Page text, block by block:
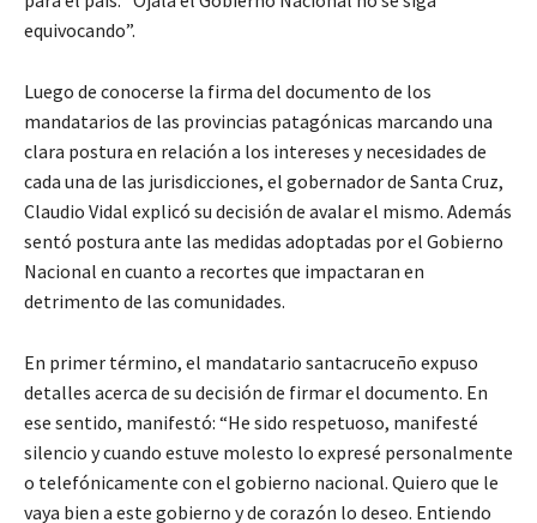
equivocando”.
Luego de conocerse la firma del documento de los
mandatarios de las provincias patagónicas marcando una
clara postura en relación a los intereses y necesidades de
cada una de las jurisdicciones, el gobernador de Santa Cruz,
Claudio Vidal explicó su decisión de avalar el mismo. Además
sentó postura ante las medidas adoptadas por el Gobierno
Nacional en cuanto a recortes que impactaran en
detrimento de las comunidades.
En primer término, el mandatario santacruceño expuso
detalles acerca de su decisión de firmar el documento. En
ese sentido, manifestó: “He sido respetuoso, manifesté
silencio y cuando estuve molesto lo expresé personalmente
o telefónicamente con el gobierno nacional. Quiero que le
vaya bien a este gobierno y de corazón lo deseo. Entiendo